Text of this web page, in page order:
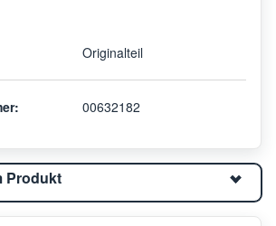
Originalteil
00632182
Produkt